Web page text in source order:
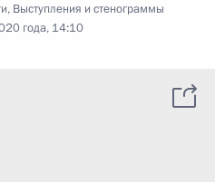
, Выступления и стенограммы
года, 14:10